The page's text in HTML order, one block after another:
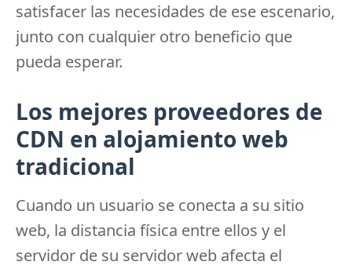
satisfacer las necesidades de ese escenario,
junto con cualquier otro beneficio que
pueda esperar.
Los mejores proveedores de
CDN en alojamiento web
tradicional
Cuando un usuario se conecta a su sitio
web, la distancia física entre ellos y el
servidor de su servidor web afecta el